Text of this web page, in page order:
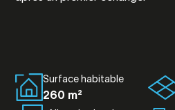
Surface habitable
260 m²